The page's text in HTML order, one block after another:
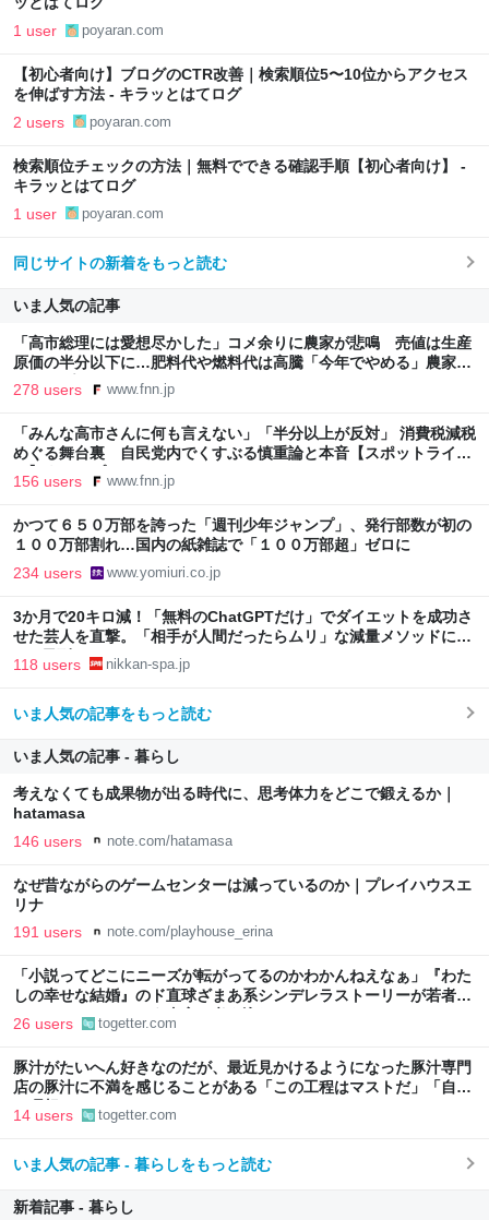
1 user poyaran.com
【初心者向け】ブログのCTR改善｜検索順位5〜10位からアクセス
を伸ばす方法 - キラッとはてログ
2 users poyaran.com
検索順位チェックの方法｜無料でできる確認手順【初心者向け】 -
キラッとはてログ
1 user poyaran.com
同じサイトの新着をもっと読む
いま人気の記事
「高市総理には愛想尽かした」コメ余りに農家が悲鳴 売値は生産
原価の半分以下に…肥料代や燃料代は高騰「今年でやめる」農家も
｜FNNプライムオンライン
278 users www.fnn.jp
「みんな高市さんに何も言えない」「半分以上が反対」 消費税減税
めぐる舞台裏 自民党内でくすぶる慎重論と本音【スポットライ
ト】｜FNNプライムオンライン
156 users www.fnn.jp
かつて６５０万部を誇った「週刊少年ジャンプ」、発行部数が初の
１００万部割れ…国内の紙雑誌で「１００万部超」ゼロに
234 users www.yomiuri.co.jp
3か月で20キロ減！「無料のChatGPTだけ」でダイエットを成功さ
せた芸人を直撃。「相手が人間だったらムリ」な減量メソッドに驚
き | 日刊SPA!
118 users nikkan-spa.jp
いま人気の記事をもっと読む
いま人気の記事 - 暮らし
考えなくても成果物が出る時代に、思考体力をどこで鍛えるか｜
hatamasa
146 users note.com/hatamasa
なぜ昔ながらのゲームセンターは減っているのか｜プレイハウスエ
リナ
191 users note.com/playhouse_erina
「小説ってどこにニーズが転がってるのかわかんねえなぁ」『わた
しの幸せな結婚』のド直球ざまあ系シンデレラストーリーが若者に
ヒットしているという事実に考え込む
26 users togetter.com
豚汁がたいへん好きなのだが、最近見かけるようになった豚汁専門
店の豚汁に不満を感じることがある「この工程はマストだ」「自分
の理想はこれだ！」
14 users togetter.com
いま人気の記事 - 暮らしをもっと読む
新着記事 - 暮らし